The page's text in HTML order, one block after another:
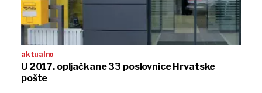
aktualno
U 2017. opljačkane 33 poslovnice Hrvatske
pošte